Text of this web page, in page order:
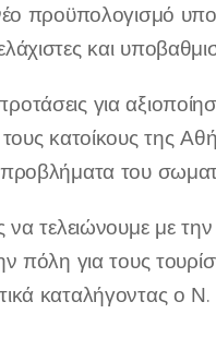
προϋπολογισμό
και
για
τους κατοίκους της
προβλήματα του
να τελειώνουμε με
πόλη για τους
καταλήγοντας ο